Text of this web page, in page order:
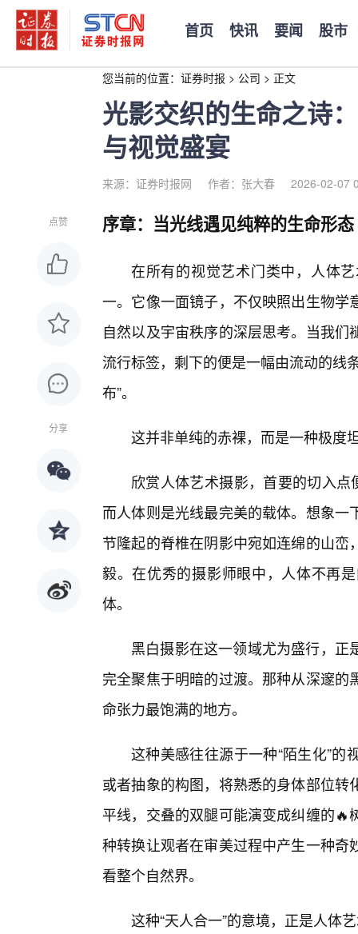
首页 快讯 要闻 股市
您当前的位置： 证券时报 > 公司 > 正文
光影交织的生命之诗
与视觉盛宴
来源：证券时报网 作者：张大春 2026-02-07
点赞
分享
序章：当光线遇见纯粹的生命形态
在所有的视觉艺术门类中，人体
一。它像一面镜子，不仅映照出生物
自然以及宇宙秩序的深层思考。当我
流行标签，剩下的便是一幅由流动的线
布”。
这并非单纯的赤裸，而是一种极
欣赏人体艺术摄影，首要的切入点
而人体则是光线最完美的载体。想象
节隆起的脊椎在阴影中宛如连绵的山
毅。在优秀的摄影师眼中，人体不再
体。
黑白摄影在这一领域尤为盛行，
完全聚焦于明暗的过渡。那种从深邃
命张力最饱满的地方。
这种美感往往源于一种“陌生化”
或者抽象的构图，将熟悉的身体部位
平线，交叠的双腿可能演变成纠缠的
种转换让观者在审美过程中产生一种
看整个自然界。
这种“天人合一”的意境，正是人体